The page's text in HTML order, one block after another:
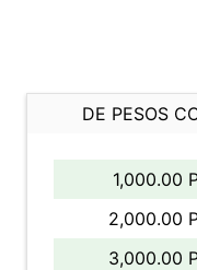
DE PESOS
1,000.00
2,000.00
3,000.00